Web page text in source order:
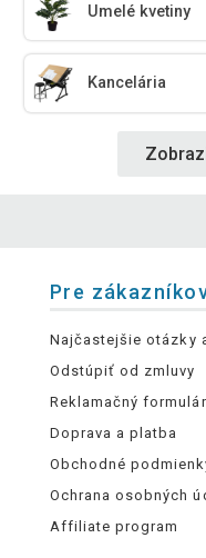
Umelé kvetiny
Kancelária
Pre
Najčastejšie otázky
Odstúpiť od zmluvy
Reklamačný formulár
Doprava a platba
Obchodné
Ochrana osobných
Affiliate program